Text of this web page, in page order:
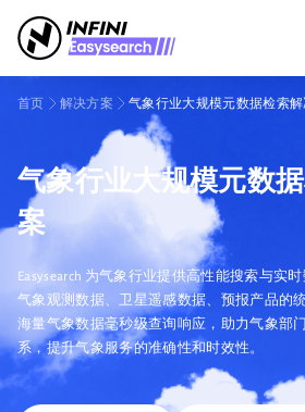
首页 解决方案 气象行业大规模元数据检索解
气象行业大规模元数
案
Easysearch 为气象行业提供高性能搜索与实
气象观测数据、卫星遥感数据、预报产品的
海量气象数据毫秒级查询响应，助力气象部
系，提升气象服务的准确性和时效性。